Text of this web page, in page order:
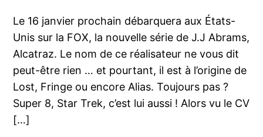
Le 16 janvier prochain débarquera aux États-
Unis sur la FOX, la nouvelle série de J.J Abrams,
Alcatraz. Le nom de ce réalisateur ne vous dit
peut-être rien … et pourtant, il est à l’origine de
Lost, Fringe ou encore Alias. Toujours pas ?
Super 8, Star Trek, c’est lui aussi ! Alors vu le CV
[…]